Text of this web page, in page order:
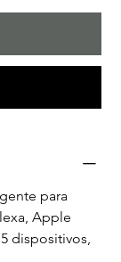
para
Apple
dispositivos,